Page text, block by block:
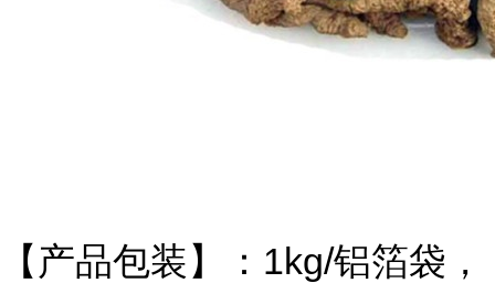
【产品包装】： 1kg/铝箔袋，